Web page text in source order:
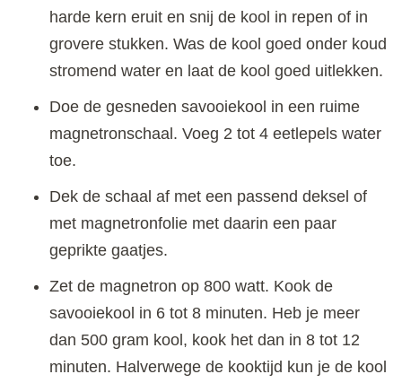
harde kern eruit en snij de kool in repen of in
grovere stukken. Was de kool goed onder koud
stromend water en laat de kool goed uitlekken.
Doe de gesneden savooiekool in een ruime
magnetronschaal. Voeg 2 tot 4 eetlepels water
toe.
Dek de schaal af met een passend deksel of
met magnetronfolie met daarin een paar
geprikte gaatjes.
Zet de magnetron op 800 watt. Kook de
savooiekool in 6 tot 8 minuten. Heb je meer
dan 500 gram kool, kook het dan in 8 tot 12
minuten. Halverwege de kooktijd kun je de kool